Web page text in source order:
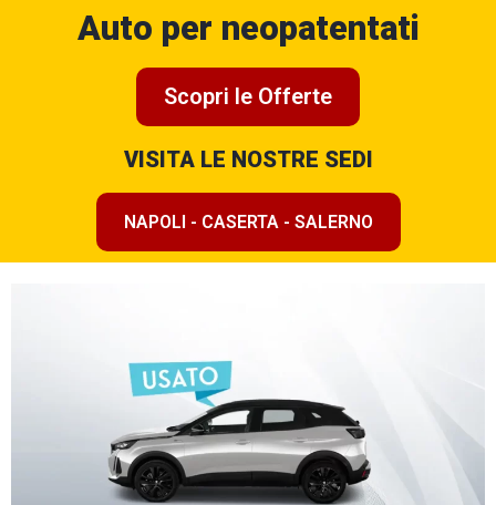
Auto per neopatentati
Scopri le Offerte
VISITA LE NOSTRE SEDI
NAPOLI - CASERTA - SALERNO